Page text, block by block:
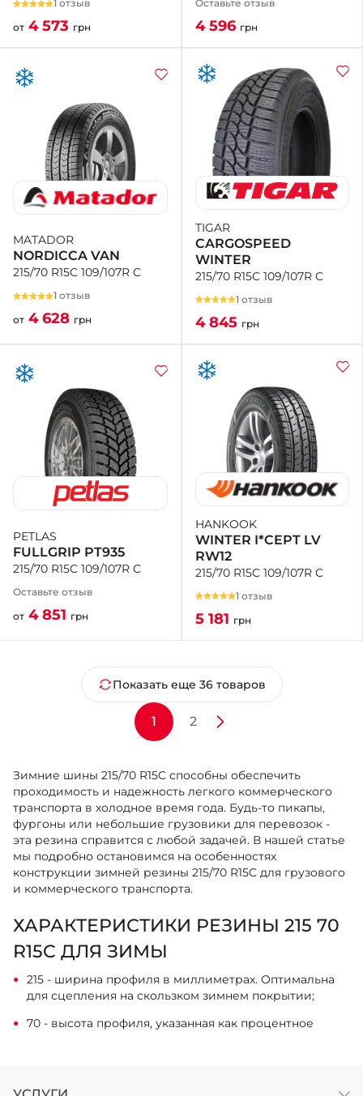
1 отзыв
от 4 573 грн
Оставьте отзыв
4 596 грн
MATADOR
NORDICCA VAN
215/70 R15C 109/107R C
1 отзыв
от 4 628 грн
TIGAR
CARGOSPEED
WINTER
215/70 R15C 109/107R C
1 отзыв
4 845 грн
PETLAS
FULLGRIP PT935
215/70 R15C 109/107R C
Оставьте отзыв
от 4 851 грн
HANKOOK
WINTER I*CEPT LV
RW12
215/70 R15C 109/107R C
1 отзыв
5 181 грн
Показать еще 36 товаров
1 2
Зимние шины 215/70 R15C способны обеспечить
проходимость и надежность легкого коммерческого
транспорта в холодное время года. Будь-то пикапы,
фургоны или небольшие грузовики для перевозок -
эта резина справится с любой задачей. В нашей статье
мы подробно остановимся на особенностях
конструкции зимней резины 215/70 R15C для грузового
и коммерческого транспорта.
ХАРАКТЕРИСТИКИ РЕЗИНЫ 215 70
R15C ДЛЯ ЗИМЫ
215 - ширина профиля в миллиметрах. Оптимальна
для сцепления на скользком зимнем покрытии;
70 - высота профиля, указанная как процентное